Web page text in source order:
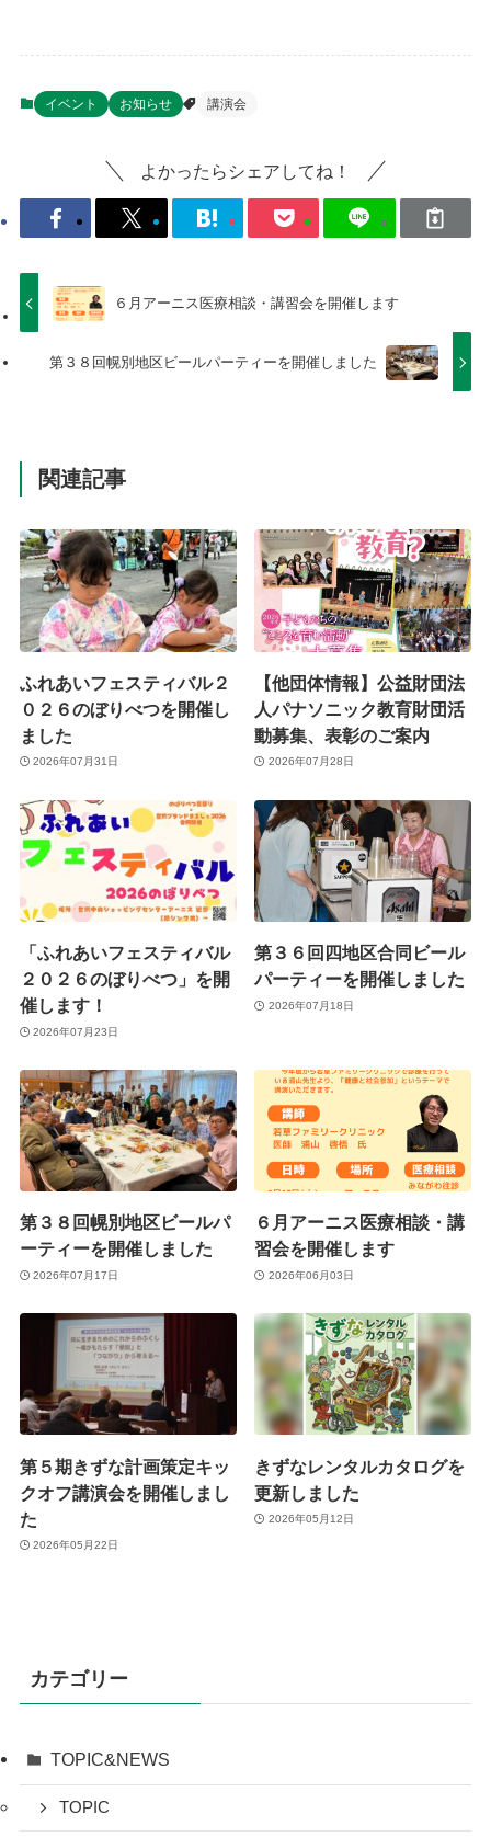
イベント お知らせ 講演会
よかったらシェアしてね！
６月アーニス医療相談・講習会を開催します
第３８回幌別地区ビールパーティーを開催しました
関連記事
ふれあいフェスティバル２
０２６のぼりべつを開催し
ました
2026年07月31日
【他団体情報】公益財団法
人パナソニック教育財団活
動募集、表彰のご案内
2026年07月28日
「ふれあいフェスティバル
２０２６のぼりべつ」を開
催します！
2026年07月23日
第３６回四地区合同ビール
パーティーを開催しました
2026年07月18日
第３８回幌別地区ビールパ
ーティーを開催しました
2026年07月17日
６月アーニス医療相談・講
習会を開催します
2026年06月03日
第５期きずな計画策定キッ
クオフ講演会を開催しまし
た
2026年05月22日
きずなレンタルカタログを
更新しました
2026年05月12日
カテゴリー
TOPIC&NEWS
TOPIC